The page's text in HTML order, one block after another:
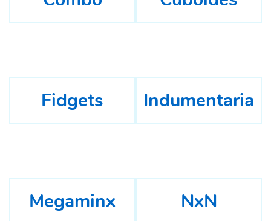
Fidgets Indumentaria
Megaminx NxN